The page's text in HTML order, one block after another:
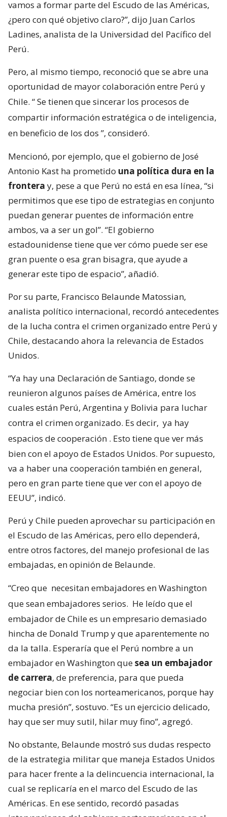
vamos a formar parte del Escudo de las Américas,
¿pero con qué objetivo claro?”, dijo Juan Carlos
Ladines, analista de la Universidad del Pacífico del
Perú.
Pero, al mismo tiempo, reconoció que se abre una
oportunidad de mayor colaboración entre Perú y
Chile. “Se tienen que sincerar los procesos de
compartir información estratégica o de inteligencia,
en beneficio de los dos ”, consideró.
Mencionó, por ejemplo, que el gobierno de José
Antonio Kast ha prometido una política dura en la
frontera y, pese a que Perú no está en esa línea, “si
permitimos que ese tipo de estrategias en conjunto
puedan generar puentes de información entre
ambos, va a ser un gol”. “El gobierno
estadounidense tiene que ver cómo puede ser ese
gran puente o esa gran bisagra, que ayude a
generar este tipo de espacio”, añadió.
Por su parte, Francisco Belaunde Matossian,
analista político internacional, recordó antecedentes
de la lucha contra el crimen organizado entre Perú y
Chile, destacando ahora la relevancia de Estados
Unidos.
“Ya hay una Declaración de Santiago, donde se
reunieron algunos países de América, entre los
cuales están Perú, Argentina y Bolivia para luchar
contra el crimen organizado. Es decir, ya hay
espacios de cooperación . Esto tiene que ver más
bien con el apoyo de Estados Unidos. Por supuesto,
va a haber una cooperación también en general,
pero en gran parte tiene que ver con el apoyo de
EEUU”, indicó.
Perú y Chile pueden aprovechar su participación en
el Escudo de las Américas, pero ello dependerá,
entre otros factores, del manejo profesional de las
embajadas, en opinión de Belaunde.
“Creo que necesitan embajadores en Washington
que sean embajadores serios. He leído que el
embajador de Chile es un empresario demasiado
hincha de Donald Trump y que aparentemente no
da la talla. Esperaría que el Perú nombre a un
embajador en Washington quesea un embajador
de carrera, de preferencia, para que pueda
negociar bien con los norteamericanos, porque hay
mucha presión”, sostuvo. “Es un ejercicio delicado,
hay que ser muy sutil, hilar muy fino”, agregó.
No obstante, Belaunde mostró sus dudas respecto
de la estrategia militar que maneja Estados Unidos
para hacer frente a la delincuencia internacional, la
cual se replicaría en el marco del Escudo de las
Américas. En ese sentido, recordó pasadas